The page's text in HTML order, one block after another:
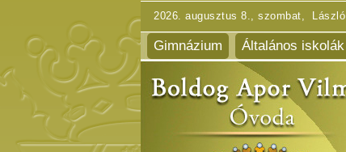
2026. augusztus 8., szombat, László
Gimnázium Általános iskolák